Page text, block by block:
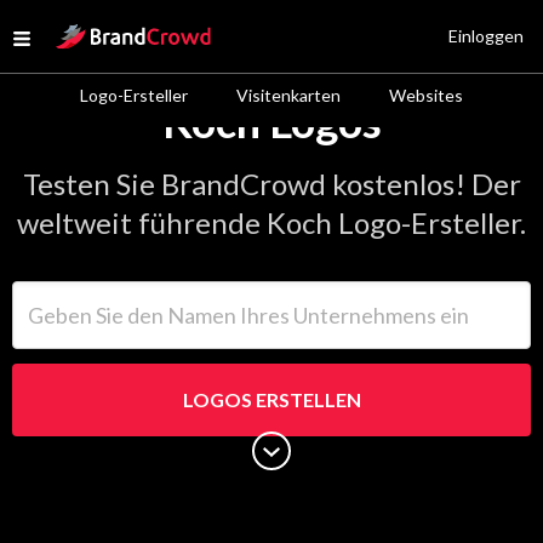
Open menu
Site Logo
Logo-Ersteller Visitenkarten Websites
Einloggen
Koch Logos
Testen Sie BrandCrowd kostenlos! Der
weltweit führende Koch Logo-Ersteller.
LOGOS ERSTELLEN